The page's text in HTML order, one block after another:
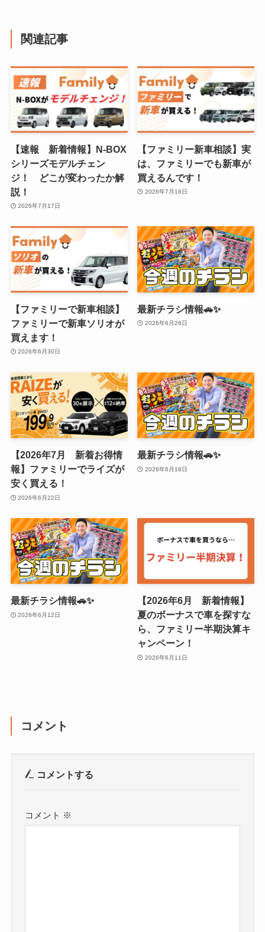
関連記事
【速報 新着情報】N-BOX
シリーズモデルチェン
ジ！ どこが変わったか解
説！
2026年7月17日
【ファミリー新車相談】実
は、ファミリーでも新車が
買えるんです！
2026年7月16日
【ファミリーで新車相談】
ファミリーで新車ソリオが
買えます！
2026年6月30日
最新チラシ情報🚗✨
2026年6月26日
【2026年7月 新着お得情
報】ファミリーでライズが
安く買える！
2026年6月22日
最新チラシ情報🚗✨
2026年6月18日
最新チラシ情報🚗✨
2026年6月12日
【2026年6月 新着情報】
夏のボーナスで車を探すな
ら、ファミリー半期決算キ
ャンペーン！
2026年6月11日
コメント
コメントする
コメント ※